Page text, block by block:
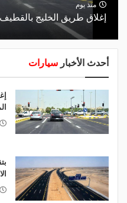
منذ يوم
إغلاق طريق الخليج
أحدث الأخبار سيارات